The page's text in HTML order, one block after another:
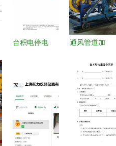
台积电停电
从技术咨询
业的连锁震
荡
通风管道加
荣金属 在
线咨询 北
京通风管道